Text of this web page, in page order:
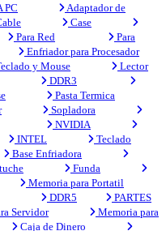
PC
Adaptador de
Case
Para Red
Para
Enfriador para Procesador
y Mouse
Lector
DDR3
Pasta Termica
Sopladora
NVIDIA
INTEL
Teclado
Base Enfriadora
Funda
Memoria para Portatil
DDR5
PARTES
Servidor
Memoria para
Caja de Dinero